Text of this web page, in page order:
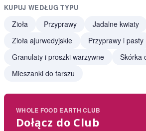
KUPUJ WEDŁUG TYPU
Zioła Przyprawy Jadalne kwiaty
Zioła ajurwedyjskie
Przyprawy i pasty
Granulaty i proszki warzywne
Skórka
Mieszanki do farszu
WHOLE FOOD EARTH CLUB
Dołącz do Club